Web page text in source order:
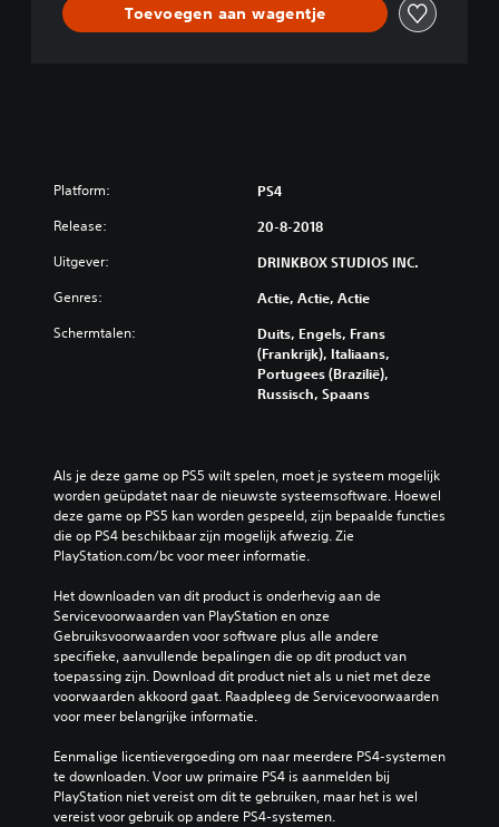
Toevoegen aan wagentje
Platform: PS4
Release: 20-8-2018
Uitgever: DRINKBOX STUDIOS INC.
Genres: Actie, Actie, Actie
Schermtalen:
Duits, Engels, Frans
(Frankrijk), Italiaans,
Portugees (Brazilië),
Russisch, Spaans
Als je deze game op PS5 wilt spelen, moet je systeem mogelijk
worden geüpdatet naar de nieuwste systeemsoftware. Hoewel
deze game op PS5 kan worden gespeeld, zijn bepaalde functies
die op PS4 beschikbaar zijn mogelijk afwezig. Zie
PlayStation.com/bc voor meer informatie.
Het downloaden van dit product is onderhevig aan de
Servicevoorwaarden van PlayStation en onze
Gebruiksvoorwaarden voor software plus alle andere
specifieke, aanvullende bepalingen die op dit product van
toepassing zijn. Download dit product niet als u niet met deze
voorwaarden akkoord gaat. Raadpleeg de Servicevoorwaarden
voor meer belangrijke informatie.
Eenmalige licentievergoeding om naar meerdere PS4-systemen
te downloaden. Voor uw primaire PS4 is aanmelden bij
PlayStation niet vereist om dit te gebruiken, maar het is wel
vereist voor gebruik op andere PS4-systemen.